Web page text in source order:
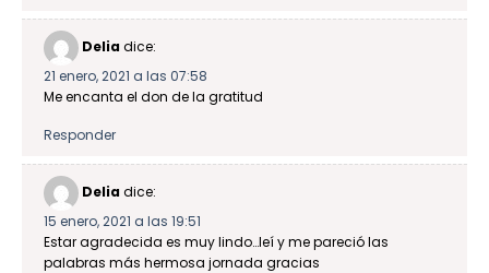
Deliadice:
21 enero, 2021 a las 07:58
Me encanta el don de la gratitud
Responder
Deliadice:
15 enero, 2021 a las 19:51
Estar agradecida es muy lindo…leí y me pareció las
palabras más hermosa jornada gracias